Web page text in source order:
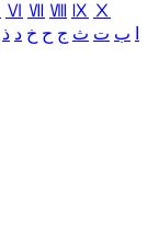
Ⅵ Ⅶ Ⅷ Ⅸ Ⅹ
ب ت ث ج ح خ د ذ